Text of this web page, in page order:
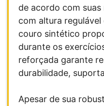
de acordo com
com altura
couro sintético
durante os
reforçada garante
durabilidade,
Apesar de sua